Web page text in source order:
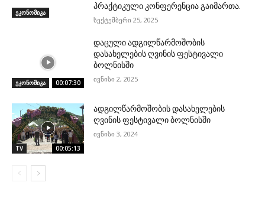
ეკონომიკა
პრაქტიკული კონფერენცია გაიმართა.
სექტემბერი 25, 2025
ეკონომიკა 00:07:30
დაცული ადგილწარმოშობის
დასახელების ღვინის ფესტივალი
ბოლნისში
ივნისი 2, 2025
TV 00:05:13
ადგილწარმოშობის დასახელების
ღვინის ფესტივალი ბოლნისში
ივნისი 3, 2024